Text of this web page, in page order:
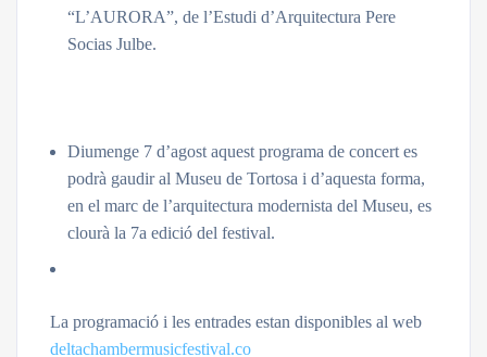
“L’AURORA”, de l’Estudi d’Arquitectura Pere
Socias Julbe.
Diumenge 7 d’agost aquest programa de concert es
podrà gaudir al Museu de Tortosa i d’aquesta forma,
en el marc de l’arquitectura modernista del Museu, es
clourà la 7a edició del festival.
La programació i les entrades estan disponibles al web
deltachambermusicfestival.co